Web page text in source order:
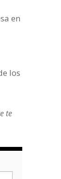
en
los
te